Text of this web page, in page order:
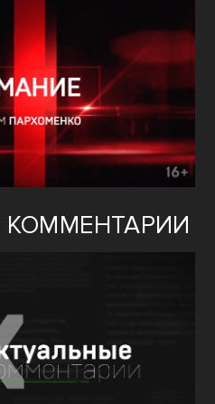
КОММЕНТАРИИ